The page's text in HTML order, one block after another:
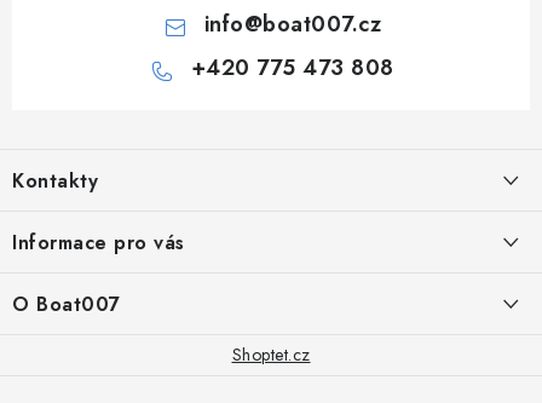
info@boat007.cz
+420 775 473 808
p
a
Kontakty
+420 775 473 808
PŘÍJEM/VÝDEJ/SERVIS zakázek
Informace pro vás
O Boat007
Shoptet.cz